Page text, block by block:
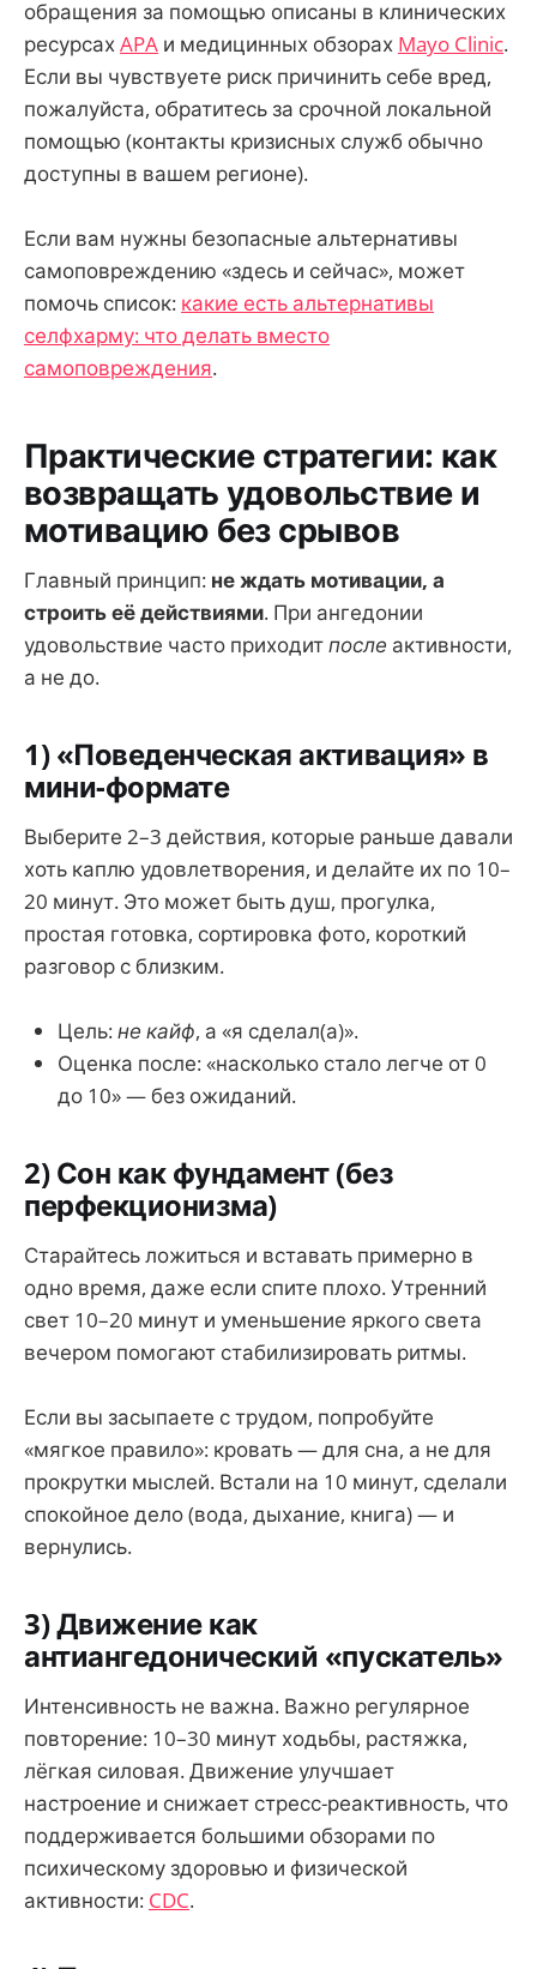
обращения за помощью описаны в клинических
ресурсахAPA и медицинных обзорах Mayo Clinic.
Если вы чувствуете риск причинить себе вред,
пожалуйста, обратитесь за срочной локальной
помощью (контакты кризисных служб обычно
доступны в вашем регионе).
Если вам нужны безопасные альтернативы
самоповреждению «здесь и сейчас», может
помочь список: какие есть альтернативы
селфхарму: что делать вместо
самоповреждения.
Практические стратегии: как
возвращать удовольствие и
мотивацию без срывов
Главный принцип: не ждать мотивации, а
строить её действиями. При ангедонии
удовольствие часто приходитпосле активности,
а не до.
1) «Поведенческая активация» в
мини-формате
Выберите 2–3 действия, которые раньше давали
хоть каплю удовлетворения, и делайте их по 10–
20 минут. Это может быть душ, прогулка,
простая готовка, сортировка фото, короткий
разговор с близким.
Цель:не кайф, а «я сделал(а)».
Оценка после: «насколько стало легче от 0
до 10» — без ожиданий.
2) Сон как фундамент (без
перфекционизма)
Старайтесь ложиться и вставать примерно в
одно время, даже если спите плохо. Утренний
свет 10–20 минут и уменьшение яркого света
вечером помогают стабилизировать ритмы.
Если вы засыпаете с трудом, попробуйте
«мягкое правило»: кровать — для сна, а не для
прокрутки мыслей. Встали на 10 минут, сделали
спокойное дело (вода, дыхание, книга) — и
вернулись.
3) Движение как
антиангедонический «пускатель»
Интенсивность не важна. Важно регулярное
повторение: 10–30 минут ходьбы, растяжка,
лёгкая силовая. Движение улучшает
настроение и снижает стресс-реактивность, что
поддерживается большими обзорами по
психическому здоровью и физической
активности: CDC.